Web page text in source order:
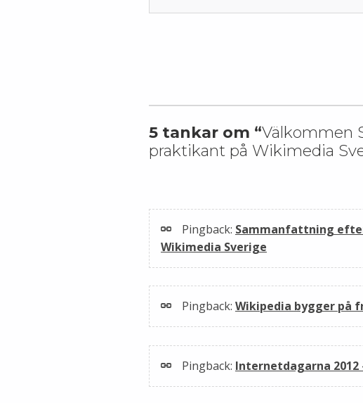
Skip back to main navigation
5 tankar om “Välkommen
praktikant på Wikimedia
Pingback: Sammanfattning
Wikimedia Sverige
Pingback: Wikipedia bygger på
Pingback: Internetdagarna 2012